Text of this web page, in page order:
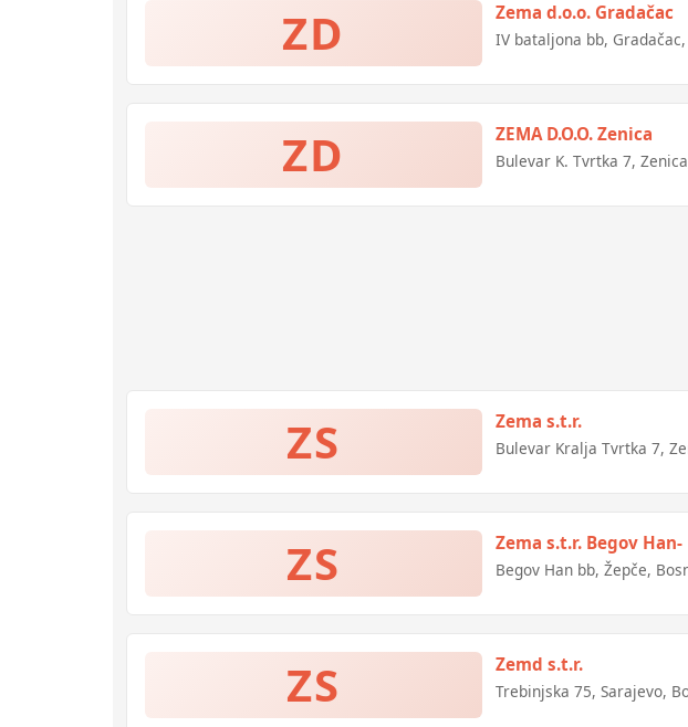
ZD Zema d.o.o. Gradačac
IV bataljona bb,
ZD ZEMA D.O.O. Zenica
Bulevar K. Tvrtka 7,
ZS Zema s.t.r.
Bulevar Kralja Tvrtka 7,
ZS Zema s.t.r. Begov Han-
Begov Han bb, Žepče,
ZS Zemd s.t.r.
Trebinjska 75, Sarajevo,